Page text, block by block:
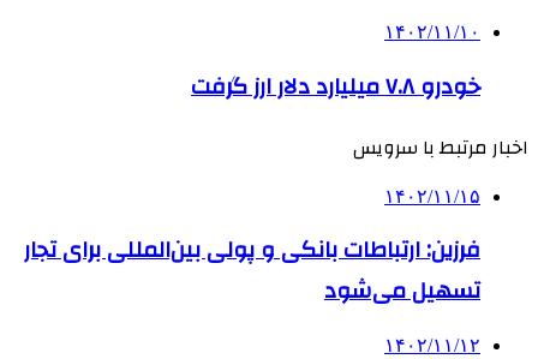
۱۴۰۲/۱۱/۱۰
خودرو ۷.۸ میلیارد دلار ارز گرفت
اخبار مرتبط با سرویس
۱۴۰۲/۱۱/۱۵
فرزین: ارتباطات بانکی و پولی بین‌المللی برای تجار
تسهیل می‌شود
۱۴۰۲/۱۱/۱۲